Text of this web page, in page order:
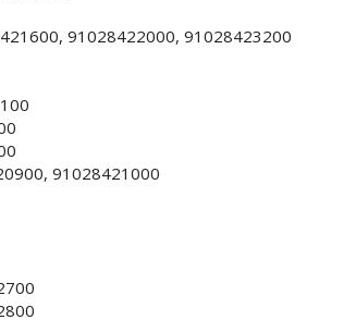
91028422000, 91028423200
91028421000